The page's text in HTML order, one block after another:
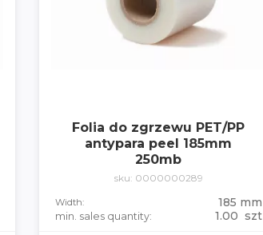
Folia do zgrzewu PET/PP
antypara peel 185mm
250mb
sku: 0000000289
Width: 185 mm
min. sales quantity: 1.00 szt